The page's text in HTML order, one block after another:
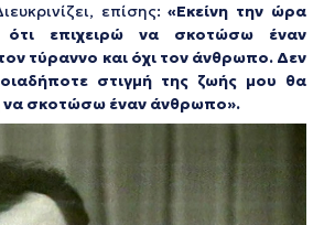
επίσης:«Εκείνη την ώρα
ότι επιχειρώ να σκοτώσω έναν
τύραννο και όχι τον άνθρωπο. Δεν
στιγμή της ζωής μου θα
να σκοτώσω έναν άνθρωπο».